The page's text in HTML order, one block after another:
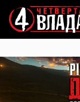
Перейти
до
основного
вмісту